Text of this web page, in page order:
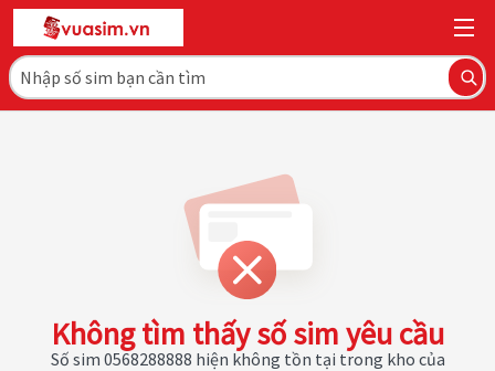
Không tìm thấy số sim yêu cầu
Số sim 0568288888 hiện không tồn tại trong kho của